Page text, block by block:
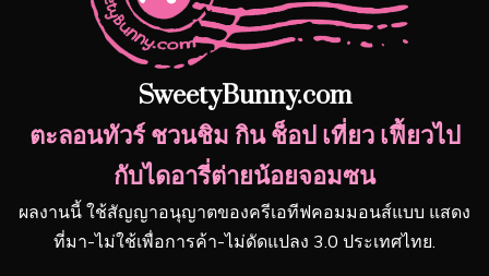
SweetyBunny.com
ตะลอนทัวร์ ชวนชิม กิน ช็อป เที่ยว เฟี้ยวไป
กับไดอารี่ต่ายน้อยจอมซน
ผลงานนี้ ใช้สัญญาอนุญาตของครีเอทีฟคอมมอนส์แบบ แสดง
ที่มา-ไม่ใช้เพื่อการค้า-ไม่ดัดแปลง 3.0 ประเทศไทย.